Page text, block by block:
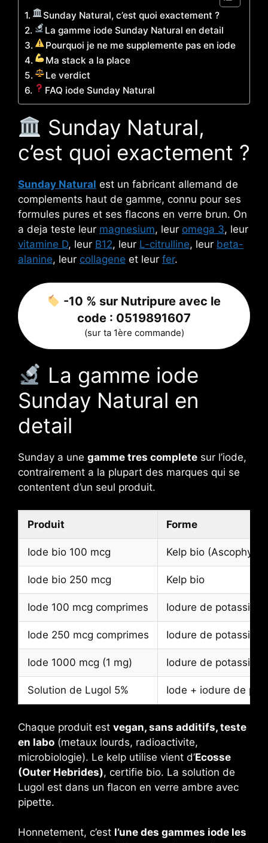
Sunday Natural, c’est quoi exactement ?
La gamme iode Sunday Natural en detail
Pourquoi je ne me supplemente pas en iode
Ma stack a la place
Le verdict
FAQ iode Sunday Natural
Sunday Natural,
c’est quoi exactement ?
Sunday Natural est un fabricant allemand de
complements haut de gamme, connu pour ses
formules pures et ses flacons en verre brun. On
a deja teste leur magnesium, leur omega 3, leur
vitamine D, leur B12, leur L-citrulline, leur beta-
alanine, leur collagene et leur fer.
-10 % sur Nutripure avec le
code : 0519891607
(sur ta 1ère commande)
La gamme iode
Sunday Natural en
detail
Sunday a une gamme tres complete sur l’iode,
contrairement a la plupart des marques qui se
contentent d’un seul produit.
Produit Forme
Iode bio 100 mcg Kelp bio
Iode bio 250 mcg Kelp bio
Iode 100 mcg comprimes Iodure de potassium
Iode 250 mcg comprimes Iodure de potassium
Iode 1000 mcg (1 mg) Iodure de
Solution de Lugol 5% Iode + iodure de
Chaque produit est vegan, sans additifs, teste
en labo (metaux lourds, radioactivite,
microbiologie). Le kelp utilise vient d’Ecosse
(Outer Hebrides), certifie bio. La solution de
Lugol est dans un flacon en verre ambre avec
pipette.
Honnetement, c’est l’une des gammes iode les